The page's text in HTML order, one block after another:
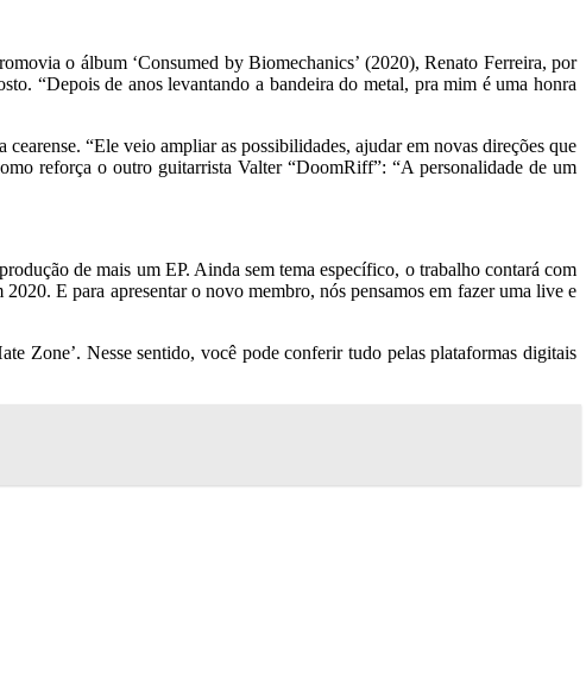
o álbum ‘Consumed by Biomechanics’ (2020), Renato Ferreira, por
“Depois de anos levantando a bandeira do metal, pra mim é uma honra
“Ele veio ampliar as possibilidades, ajudar em novas direções que
reforça o outro guitarrista Valter “DoomRiff”: “A personalidade de um
de mais um EP. Ainda sem tema específico, o trabalho contará com
E para apresentar o novo membro, nós pensamos em fazer uma live e
Zone’. Nesse sentido, você pode conferir tudo pelas plataformas digitais